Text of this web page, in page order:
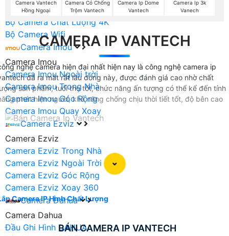
Bộ Camera Chất Lượng 2K
Bộ Camera Chất Lượng 4K
Bộ Camera Wifi
Camera Imou
Camera Imou
Camera Imou Ngoài trời
Camera Imou Trong Nhà
Camera Imou Góc Rộng
Camera Imou Quay Xoay
Camera Ezviz
Camera Ezviz
Camera Ezviz Trong Nhà
Camera Ezviz Ngoài Trời
Camera Ezviz Góc Rộng
Camera Ezviz Xoay 360
Camera Dahua
Camera Dahua
Đầu Ghi Hình DAHUA
Camera Vantech
Hồng Ngoại
Camera Có Chống
Trộm Vantech
Camera Ip Dome
Vantech
Camera Ip 3k
Vanech
CAMERA IP VANTECH
nghệ camera hiện đại nhất hiện nay là công nghệ camera ip
đã ra mắt rất lâu dòng này, được đánh giá cao nhờ chất
sản phẩm, tuổi thọ tốt, chức năng ấn tượng có thể kể đến tính
phát hiện người, khẳ năng chống chịu thời tiết tốt, độ bên cao
Camera IP Hình Chất Lượng
BÁN CAMERA IP VANTECH